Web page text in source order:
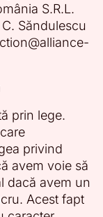
S.R.L.
Săndulescu
prin lege.
privind
avem voie să
dacă avem un
Acest fapt